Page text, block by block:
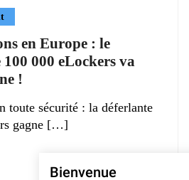
en Europe : le
000 eLockers va
!
toute sécurité : la déferlante
gagne
Bienvenue